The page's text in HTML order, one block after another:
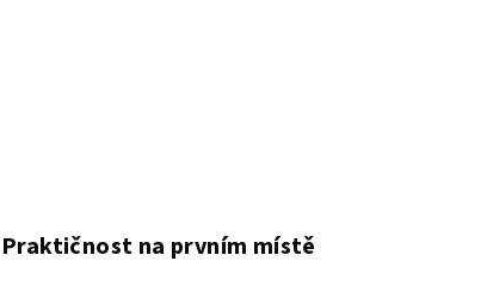
Praktičnost na prvním místě